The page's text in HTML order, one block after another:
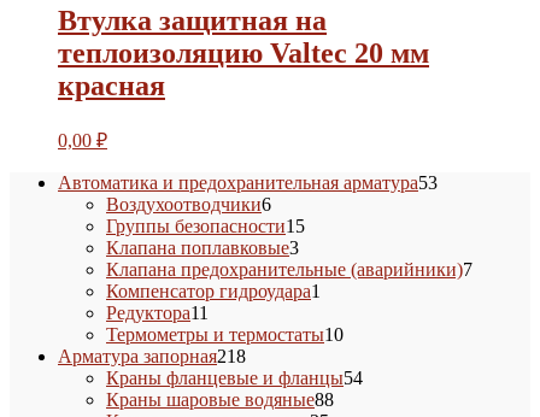
Втулка защитная на
теплоизоляцию Valtec 20 мм
красная
0,00 ₽
Автоматика и предохранительная арматура5353
Воздухоотводчики66
товаров
Группы безопасности1515
Клапана поплавковые33
товара
Клапана предохранительные (аварийники)77
Компенсатор гидроудара1
Редуктора11
товаров
Термометры и термостаты1010
Арматура запорная218218
товаров
Краны фланцевые и фланцы5454
Краны шаровые водяные8888